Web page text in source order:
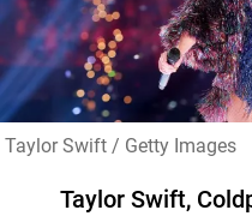
Taylor Swift / Getty Images
Taylor Swift,